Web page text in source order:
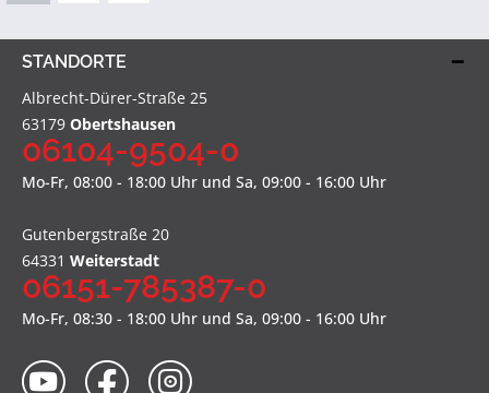
STANDORTE
Albrecht-Dürer-Straße 25
63179 Obertshausen
06104-9504-0
Mo-Fr, 08:00 - 18:00 Uhr und Sa, 09:00 - 16:00 Uhr
Gutenbergstraße 20
64331 Weiterstadt
06151-785387-0
Mo-Fr, 08:30 - 18:00 Uhr und Sa, 09:00 - 16:00 Uhr